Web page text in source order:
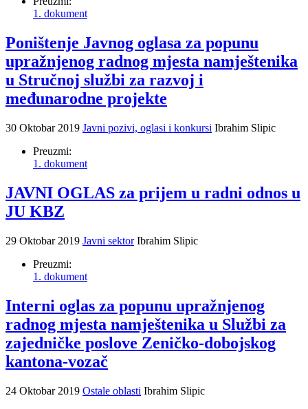
1. dokument
Poništenje Javnog oglasa za popunu
upražnjenog radnog mjesta namještenika
u Stručnoj službi za razvoj i
međunarodne projekte
30 Oktobar 2019 Javni pozivi, oglasi i konkursi Ibrahim Slipic
Preuzmi:
1. dokument
JAVNI OGLAS za prijem u radni odnos u
JU KBZ
29 Oktobar 2019 Javni sektor Ibrahim Slipic
Preuzmi:
1. dokument
Interni oglas za popunu upražnjenog
radnog mjesta namještenika u Službi za
zajedničke poslove Zeničko-dobojskog
kantona-vozač
24 Oktobar 2019 Ostale oblasti Ibrahim Slipic